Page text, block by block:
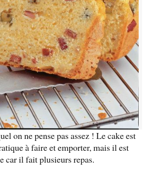
on ne pense pas assez ! Le cake est
à faire et emporter, mais il est
car il fait plusieurs repas.